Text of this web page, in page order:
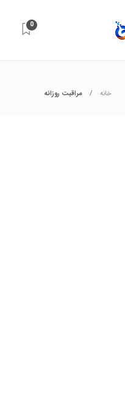
0
خانه مراقبت روزانه